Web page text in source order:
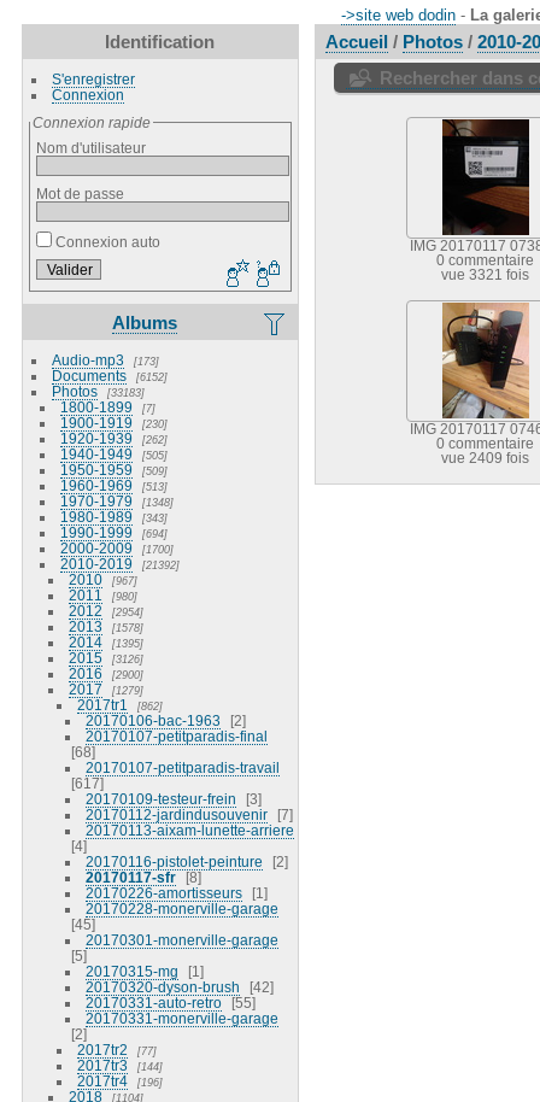
->site web dodin - La
Identification
S'enregistrer
Connexion
Connexion rapide
Nom d'utilisateur
Mot de passe
Connexion auto
Albums
Audio-mp3 173
Documents 6152
Photos 33183
1800-1899 7
1900-1919 230
1920-1939 262
1940-1949 505
1950-1959 509
1960-1969 513
1970-1979 1348
1980-1989 343
1990-1999 694
2000-2009 1700
2010-2019 21392
2010 967
2011 980
2012 2954
2013 1578
2014 1395
2015 3126
2016 2900
2017 1279
2017tr1 862
20170106-bac-1963
2
20170107-petitparadis-final
68
20170107-petitparadis-travail
617
20170109-testeur-frein
3
20170112-jardindusouvenir
7
20170113-aixam-lunette-arriere
4
20170116-pistolet-peinture
2
20170117-sfr
8
20170226-amortisseurs
1
20170228-monerville-garage
45
20170301-monerville-garage
5
20170315-mg
1
20170320-dyson-brush
42
20170331-auto-retro
55
20170331-monerville-garage
2
2017tr2
77
2017tr3 144
2017tr4 196
2018 1104
Accueil/ Photos/ 2010-
Rechercher dans
IMG 20170117
0 commentaire
vue 3321 fois
IMG 20170117
0 commentaire
vue 2409 fois